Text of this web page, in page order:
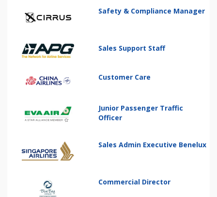
Safety & Compliance Manager
Sales Support Staff
Customer Care
Junior Passenger Traffic
Officer
Sales Admin Executive Benelux
Commercial Director